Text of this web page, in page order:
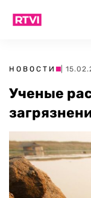
НОВОСТИ |
Ученые